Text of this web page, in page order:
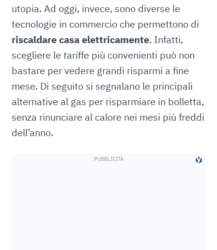
utopia. Ad oggi, invece, sono diverse le
tecnologie in commercio che permettono di
riscaldare casa elettricamente. Infatti,
scegliere le tariffe più convenienti può non
bastare per vedere grandi risparmi a fine
mese. Di seguito si segnalano le principali
alternative al gas per risparmiare in bolletta,
senza rinunciare al calore nei mesi più freddi
dell’anno.